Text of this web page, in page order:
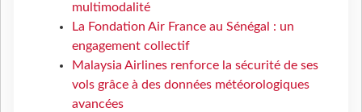
multimodalité
La Fondation Air France au Sénégal : un
engagement collectif
Malaysia Airlines renforce la sécurité de ses
vols grâce à des données météorologiques
avancées